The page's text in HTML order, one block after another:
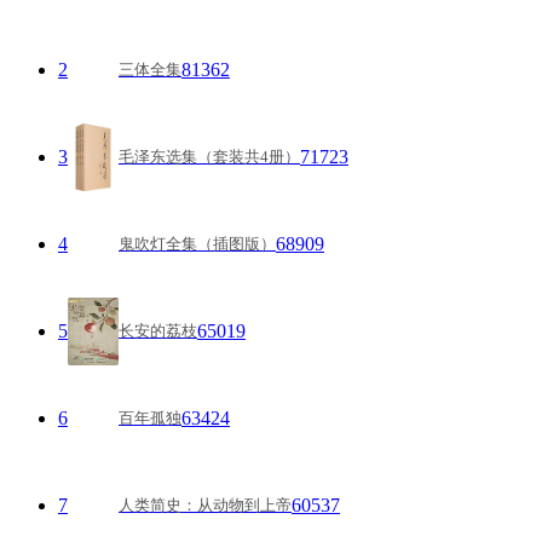
2 三体全集81362
3 毛泽东选集（套装共4册） 71723
4 鬼吹灯全集（插图版） 68909
5 长安的荔枝65019
6 百年孤独63424
7 人类简史：从动物到上帝60537